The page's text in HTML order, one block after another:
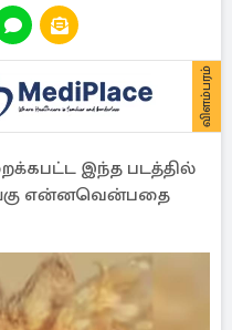
விளம்பரம்
இந்த படத்தில்
என்னவென்பதை